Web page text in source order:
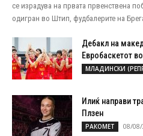
се израдува на првата првенствена
одигран во Штип, фудбалерите на
Дебакл на
Евробаскетот
МЛАДИНСКИ
Илиќ направи
Плзен
РАКОМЕТ 08/